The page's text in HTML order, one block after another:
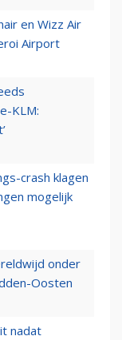
en Wizz Air
Airport
KLM:
crash klagen
mogelijk
onder
Oosten
nadat